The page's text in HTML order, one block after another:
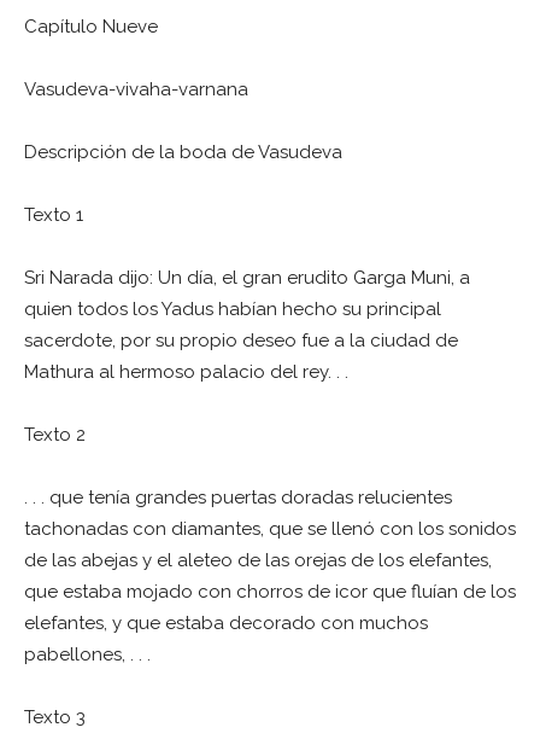
Capítulo Nueve
Vasudeva-vivaha-varnana
Descripción de la boda de Vasudeva
Texto 1
Sri Narada dijo: Un día, el gran erudito Garga Muni, a
quien todos los Yadus habían hecho su principal
sacerdote, por su propio deseo fue a la ciudad de
Mathura al hermoso palacio del rey. . .
Texto 2
. . . que tenía grandes puertas doradas relucientes
tachonadas con diamantes, que se llenó con los sonidos
de las abejas y el aleteo de las orejas de los elefantes,
que estaba mojado con chorros de icor que fluían de los
elefantes, y que estaba decorado con muchos
pabellones, . . .
Texto 3